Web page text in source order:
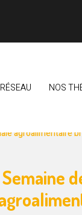
NOS
agroalimentaire